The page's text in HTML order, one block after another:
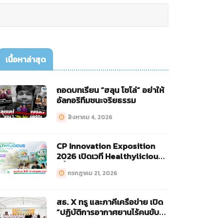
เนื้อหาล่าสุด
ถอดบทเรียน “ฮลุน โซโล่” อย่าให้
อัลกอริทึมชนะจริยธรรม
สิงหาคม 4, 2026
CP Innovation Exposition
2026 เปิดเวที Healthylicious
กรกฎาคม 21, 2026
สธ. X ทรู และภาคีเครือข่าย เปิด
“ปฏิบัติการอากาศยานไร้คนขับ